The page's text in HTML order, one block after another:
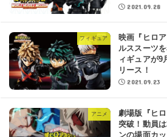
2021.09.28
フィギュア
映画『ヒロ
ルススーツ
ィギュアが9
リース！
2021.09.23
アニメ
劇場版『ヒ
突破！動員